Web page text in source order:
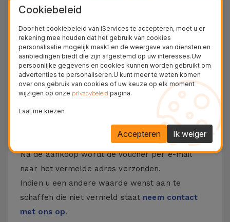
Gratis Levering
Ontdek de voucher van iServices
De iServices-vouchers zijn een originele manier
om het beste van iServices aan te bieden. Met
deze vouchers kunt u reparaties, accessoires en
Na de aankoop wordt de voucher per e-mail
naar het vermelde adres verzonden.
Indien u een andere waarde wenst aan te
schaffen die niet vermeld staat neem contact
met ons op.
Cookiebeleid
Door het cookiebeleid van iServices te accepteren, moet u er
rekening mee houden dat het gebruik van cookies
personalisatie mogelijk maakt en de weergave van diensten en
aanbiedingen biedt die zijn afgestemd op uw interesses.Uw
persoonlijke gegevens en cookies kunnen worden gebruikt om
advertenties te personaliseren.U kunt meer te weten komen
over ons gebruik van cookies of uw keuze op elk moment
wijzigen op onze privacybeleid pagina.
Laat me kiezen
Ik weiger
Accepteren